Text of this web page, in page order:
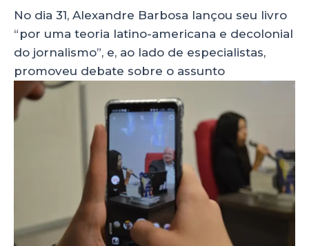
No dia 31, Alexandre Barbosa lançou seu livro
“por uma teoria latino-americana e decolonial
do jornalismo”, e, ao lado de especialistas,
promoveu debate sobre o assunto